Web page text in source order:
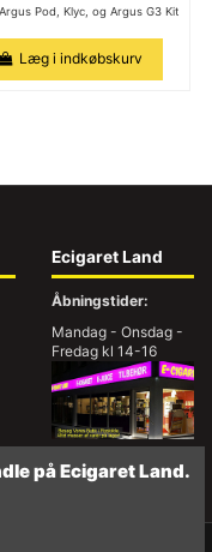
Pod, Klyc, og Argus G3 Kit
Læg i indkøbskurv
Ecigaret Land
Åbningstider:
Mandag - Onsdag -
Fredag kl 14-16
på Ecigaret Land.